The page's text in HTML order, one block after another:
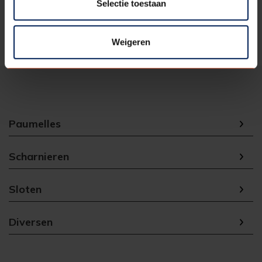
Selectie toestaan
Weigeren
microvezel doek
Paumelles
Scharnieren
Sloten
Diversen